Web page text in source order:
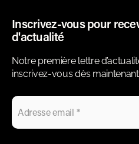
Inscrivez-vous pour
d'actualité
Notre première lettre
inscrivez-vous dès